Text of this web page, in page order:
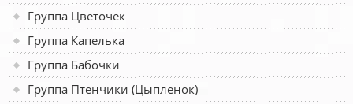
Группа Цветочек
Группа Капелька
Группа Бабочки
Группа Птенчики (Цыпленок)